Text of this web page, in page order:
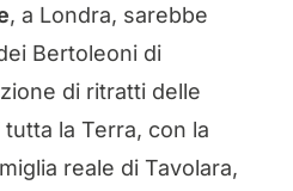
, a Londra, sarebbe
Bertoleoni di
di ritratti delle
la Terra, con la
reale di Tavolara,